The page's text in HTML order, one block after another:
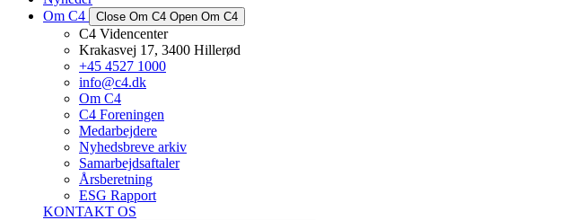
Om C4
Close Om C4 Open Om C4
C4 Videncenter
Krakasvej 17, 3400 Hillerød
+45 4527 1000
info@c4.dk
Om C4
C4 Foreningen
Medarbejdere
Nyhedsbreve arkiv
Samarbejdsaftaler
Årsberetning
ESG Rapport
KONTAKT OS